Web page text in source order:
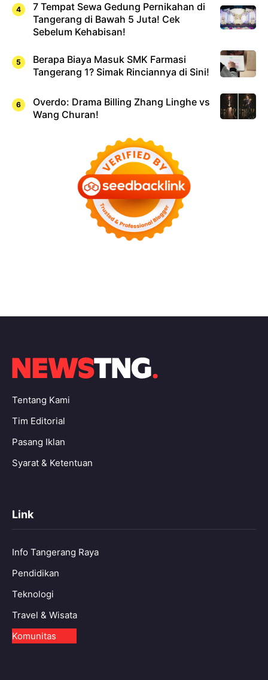
7 Tempat Sewa Gedung Pernikahan di
Tangerang di Bawah 5 Juta! Cek
Sebelum Kehabisan!
Berapa Biaya Masuk SMK Farmasi
Tangerang 1? Simak Rinciannya di Sini!
Overdo: Drama Billing Zhang Linghe vs
Wang Churan!
Tentang Kami
Tim Editorial
Pasang Iklan
Syarat & Ketentuan
Link
Info Tangerang Raya
Pendidikan
Teknologi
Travel & Wisata
Komunitas